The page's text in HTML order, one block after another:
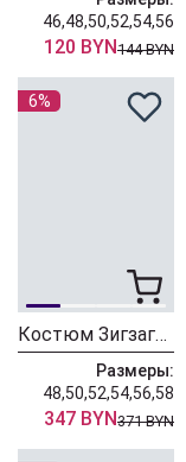
46,48,50,52,54,56
120 BYN144 BYN
6%
Костюм ЗигзагСтиль 641 клевер
Размеры:
48,50,52,54,56,58
347 BYN371 BYN